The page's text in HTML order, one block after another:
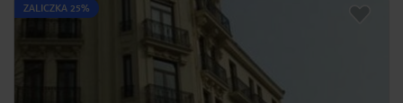
ZALICZKA 25%